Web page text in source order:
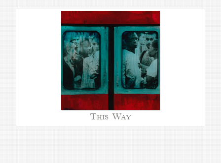
This Way